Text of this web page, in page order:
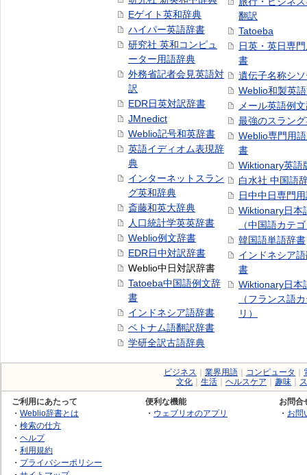
Eゲイト英和辞典
ハイパー英語辞書
研究社 英和コンピュ
ーター用語辞典
外務省記者会見英語対
訳
EDR日英対訳辞書
JMnedict
Weblio記号和英辞書
英語イディオム表現辞
典
インターネットスラン
グ英和辞典
斎藤和英大辞典
人口統計学英英辞書
Weblio例文辞書
EDR日中対訳辞書
Weblio中日対訳辞書
Tatoeba中国語例文辞
書
インドネシア語辞書
ベトナム語翻訳辞書
学研全訳古語辞典
翻訳
Tatoeba
日英・英日専
書
遺伝子名称シ
Weblio和製英
メール英語例
最強のスラン
Weblio専門用
書
Wiktionary英語
白水社 中国語
日中中日専門
Wiktionary日本
（中国語カテ
韓国語単語辞書
インドネシア
書
Wiktionary日本
（フランス語
リ）
ビジネス 業界用語 コンピュータ
文化
生活 ヘルスケア 趣味
ご利用にあたって
・ Weblio辞書とは
・ 検索の仕方
・ ヘルプ
・ 利用規約
・ プライバシーポリシー
便利な機能
・ ウェブリオのアプリ
お問合
・ お問